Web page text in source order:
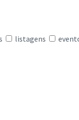
listagens